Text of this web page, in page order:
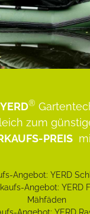
YERD®
zum
PREIS